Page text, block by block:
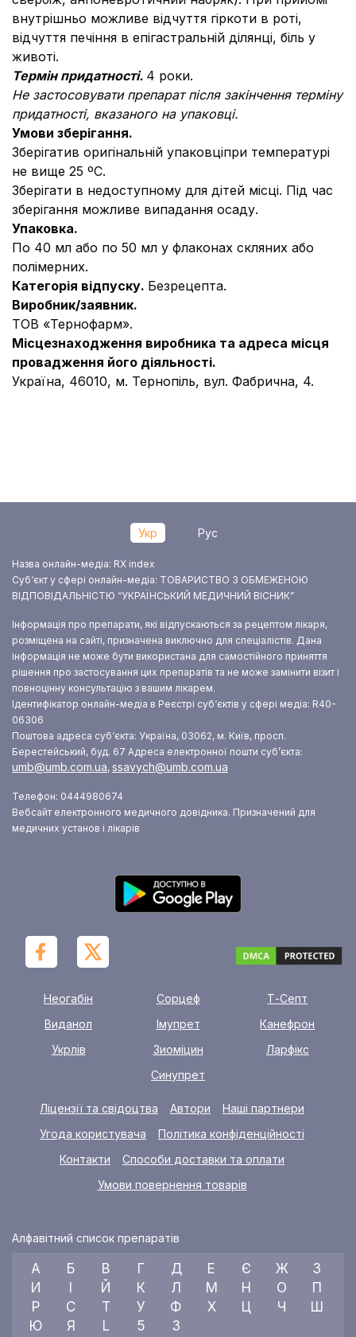
внутрішньо можливе відчуття гіркоти в роті,
відчуття печіння в епігастральній ділянці, біль у
животі.
Термін придатності. 4 роки.
Не застосовувати препарат після закінчення терміну
придатності, вказаного на упаковці.
Умови зберігання.
Зберігатив оригінальній упаковціпри температурі
не вище 25 ºС.
Зберігати в недоступному для дітей місці. Під час
зберігання можливе випадання осаду.
Упаковка.
По 40 мл або по 50 мл у флаконах скляних або
полімерних.
Категорія відпуску. Безрецепта.
Виробник/заявник.
ТОВ «Тернофарм».
Місцезнаходження виробника та адреса місця
провадження його діяльності.
Україна, 46010, м. Тернопіль, вул. Фабрична, 4.
Укр Рус
Назва онлайн-медіа: RX index
Суб‘єкт у сфері онлайн-медіа: ТОВАРИСТВО З ОБМЕЖЕНОЮ
ВІДПОВІДАЛЬНІСТЮ “УКРАЇНСЬКИЙ МЕДИЧНИЙ ВІСНИК”
Інформація про препарати, які відпускаються за рецептом лікаря,
розміщена на сайті, призначена виключно для спеціалістів. Дана
інформація не може бути використана для самостійного приняття
рішення про застосування цих препаратів та не може замінити візит і
повноцінну консультацію з вашим лікарем.
Ідентифікатор онлайн-медіа в Реєстрі суб‘єктів у сфері медіа: R40-
06306
Поштова адреса суб‘єкта: Україна, 03062, м. Київ, просп.
Берестейський, буд. 67 Адреса електронної пошти суб’єкта:
umb@umb.com.ua, ssavych@umb.com.ua
Телефон: 0444980674
Вебсайт електронного медичного довідника. Призначений для
медичних установ і лікарів
Неогабін Сорцеф
Т-Септ
Виданол
Імупрет
Канефрон
Укрлів
Зиоміцин
Ларфікс
Синупрет
Ліцензії та свідоцтва Автори
Наші партнери
Угода користувача
Політика конфіденційності
Контакти
Способи доставки та оплати
Умови повернення товарів
Алфавітний список препаратів
А Б В Г Д Е Є Ж
З
И
Й К Л М Н О
П
Р
С Т У Ф Х Ц Ч
Ш
Ю
Я L 5 3